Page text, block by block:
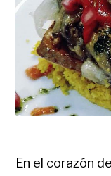
En el corazón